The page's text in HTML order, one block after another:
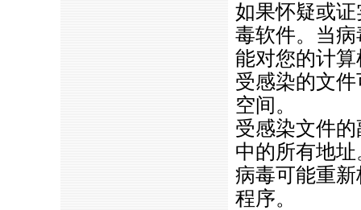
如果怀疑或
毒软件。当
能对您的计
受感染的文
空间。
受感染文件
中的所有地址
病毒可能重
程序。